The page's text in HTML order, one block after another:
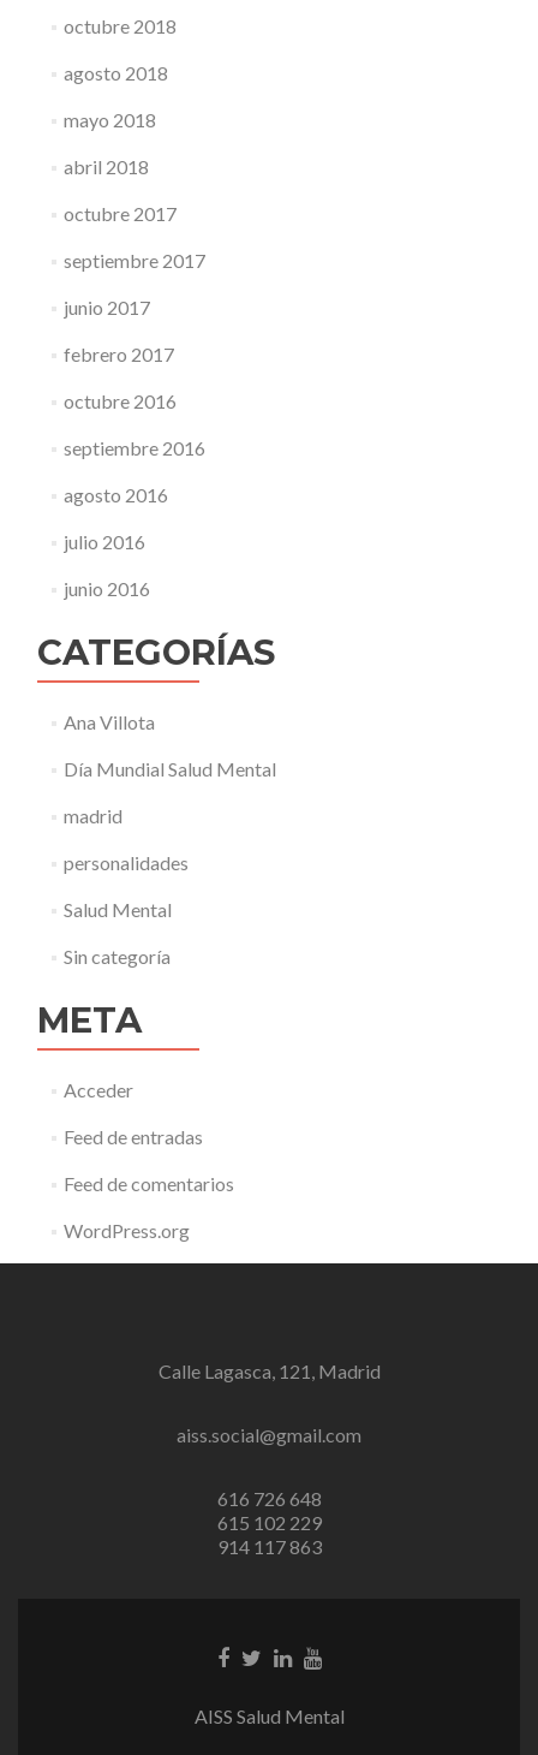
octubre 2018
agosto 2018
mayo 2018
abril 2018
octubre 2017
septiembre 2017
junio 2017
febrero 2017
octubre 2016
septiembre 2016
agosto 2016
julio 2016
junio 2016
CATEGORÍAS
Ana Villota
Día Mundial Salud Mental
madrid
personalidades
Salud Mental
Sin categoría
META
Acceder
Feed de entradas
Feed de comentarios
WordPress.org
Calle Lagasca, 121, Madrid
aiss.social@gmail.com
616 726 648
615 102 229
914 117 863
Enlace
EnlaceEnlaceYoutube
link
AISS Salud Mental